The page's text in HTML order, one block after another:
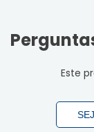
Este